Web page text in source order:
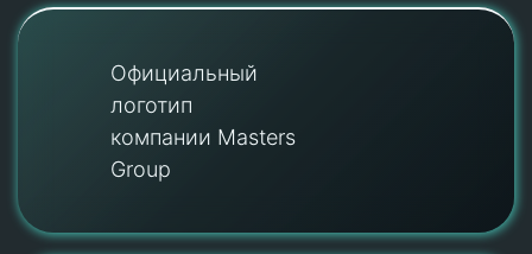
Официальный
логотип
компании Masters
Group